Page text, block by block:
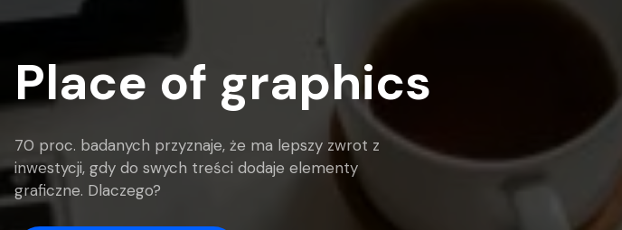
Place of graphics
70 proc. badanych przyznaje, że ma lepszy zwrot z
inwestycji, gdy do swych treści dodaje elementy
graficzne. Dlaczego?